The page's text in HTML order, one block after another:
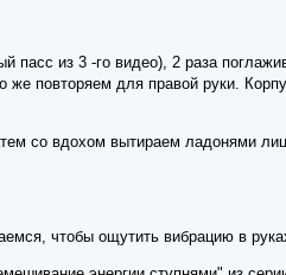
из 3 -го видео), 2 раза
же повторяем для правой руки.
со вдохом вытираем ладонями
чтобы ощутить вибрацию в